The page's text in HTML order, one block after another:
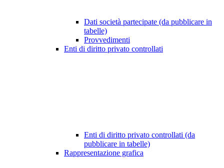
Dati società partecipate (da pubblicare in
tabelle)
Provvedimenti
Enti di diritto privato controllati
Enti di diritto privato controllati (da
pubblicare in tabelle)
Rappresentazione grafica